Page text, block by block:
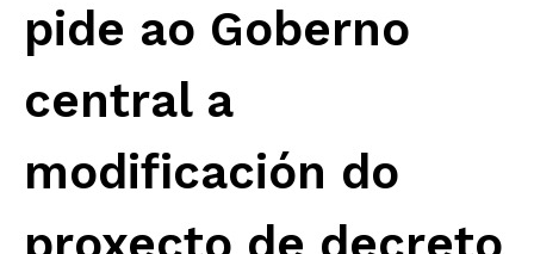
pide ao Goberno
central a
modificación do